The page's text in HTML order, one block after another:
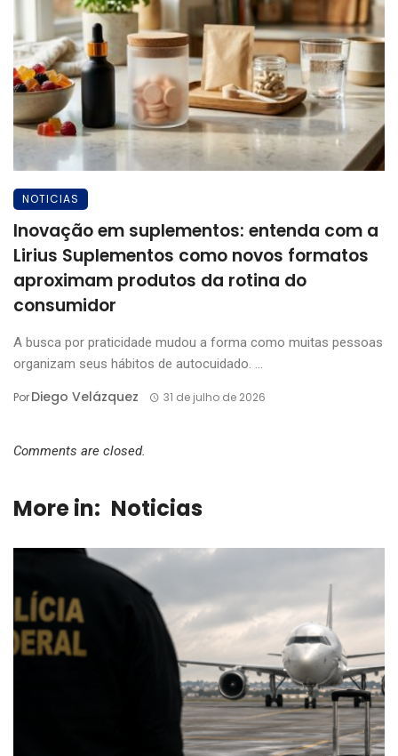
NOTICIAS
Inovação em suplementos: entenda com a
Lirius Suplementos como novos formatos
aproximam produtos da rotina do
consumidor
A busca por praticidade mudou a forma como muitas pessoas
organizam seus hábitos de autocuidado. ...
PorDiego Velázquez 31 de julho de 2026
Comments are closed.
More in: Noticias